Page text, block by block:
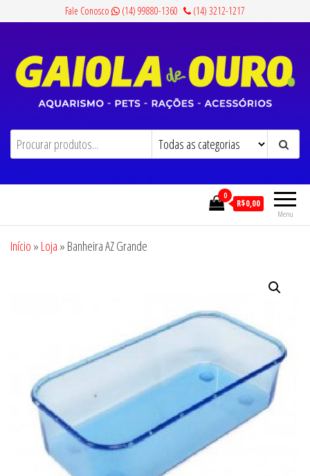
conteúdo
Fale Conosco (14) 99880-1360 (14) 3212-1217
Gaiola de Ouro Aquarismo, Pets, Rações e Acessórios
Menu
0
R$0,00
Início » Loja » Banheira AZ Grande